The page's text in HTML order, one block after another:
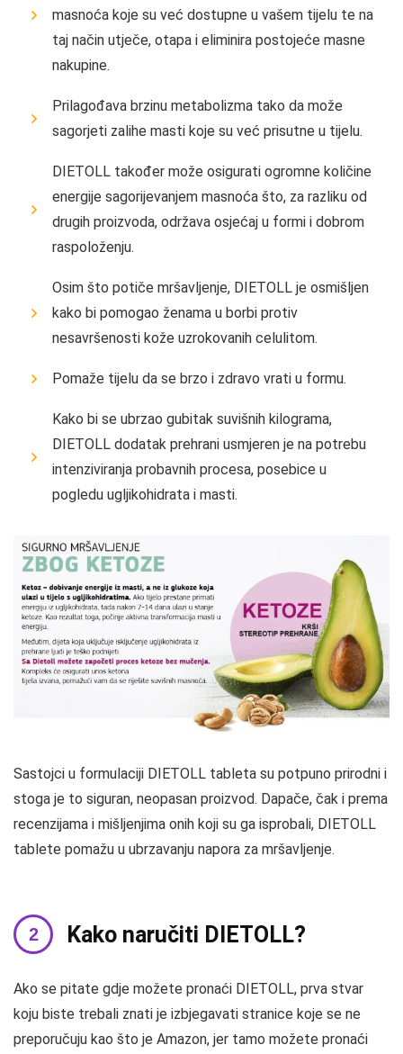
masnoća koje su već dostupne u vašem tijelu te na
taj način utječe, otapa i eliminira postojeće masne
nakupine.
Prilagođava brzinu metabolizma tako da može
sagorjeti zalihe masti koje su već prisutne u tijelu.
DIETOLL također može osigurati ogromne količine
energije sagorijevanjem masnoća što, za razliku od
drugih proizvoda, održava osjećaj u formi i dobrom
raspoloženju.
Osim što potiče mršavljenje, DIETOLL je osmišljen
kako bi pomogao ženama u borbi protiv
nesavršenosti kože uzrokovanih celulitom.
Pomaže tijelu da se brzo i zdravo vrati u formu.
Kako bi se ubrzao gubitak suvišnih kilograma,
DIETOLL dodatak prehrani usmjeren je na potrebu
intenziviranja probavnih procesa, posebice u
pogledu ugljikohidrata i masti.
Sastojci u formulaciji DIETOLL tableta su potpuno prirodni i
stoga je to siguran, neopasan proizvod. Dapače, čak i prema
recenzijama i mišljenjima onih koji su ga isprobali, DIETOLL
tablete pomažu u ubrzavanju napora za mršavljenje.
Kako naručiti DIETOLL?
Ako se pitate gdje možete pronaći DIETOLL, prva stvar
koju biste trebali znati je izbjegavati stranice koje se ne
preporučuju kao što je Amazon, jer tamo možete pronaći